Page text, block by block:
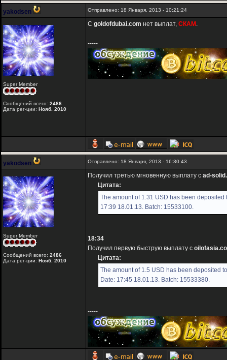
yakodsen Отправлено: 18 Января, 2013 - 10:21:24
Super Member
Сообщений всего: 2486
Дата рег-ции: Нояб. 2010
С goldofdubai.com нет выплат, СКАМ .
-----
yakodsen Отправлено: 18 Января, 2013 - 16:30:43
Super Member
Сообщений всего: 2486
Дата рег-ции: Нояб. 2010
Получил третью мгновенную выплату с ad-
Цитата:
The amount of 1.31 USD has been
17:39 18.01.13. Batch: 15533100.
18:34
Получил первую быструю выплату с
Цитата:
The amount of 1.5 USD has been deposited
Date: 17:45 18.01.13. Batch: 15533380.
-----